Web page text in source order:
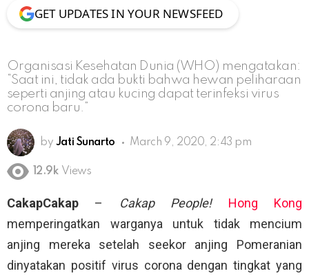
GET UPDATES IN YOUR NEWSFEED
Organisasi Kesehatan Dunia (WHO) mengatakan:
“Saat ini, tidak ada bukti bahwa hewan peliharaan
seperti anjing atau kucing dapat terinfeksi virus
corona baru.”
by Jati Sunarto March 9, 2020, 2:43 pm
12.9k Views
CakapCakap – Cakap People!
Hong Kong
memperingatkan warganya untuk tidak mencium
anjing mereka setelah seekor anjing Pomeranian
dinyatakan positif virus corona dengan tingkat yang